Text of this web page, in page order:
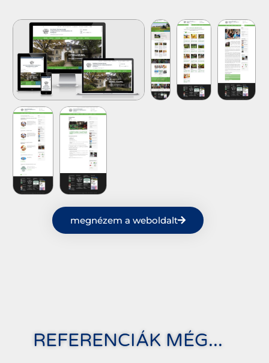
megnézem a weboldalt
REFERENCIÁK MÉG...